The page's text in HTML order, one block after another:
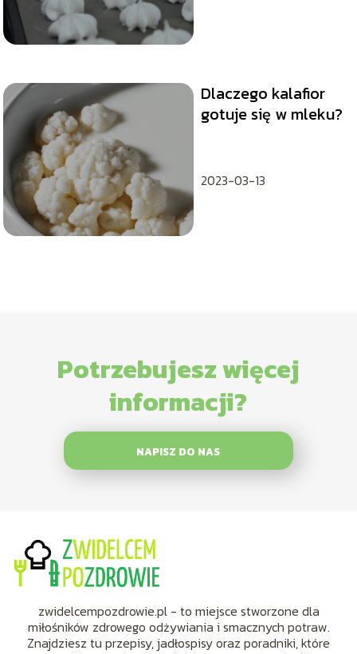
Dlaczego kalafior
gotuje się w mleku?
2023-03-13
Potrzebujesz więcej
informacji?
NAPISZ DO NAS
zwidelcempozdrowie.pl - to miejsce stworzone dla
miłośników zdrowego odżywiania i smacznych potraw.
Znajdziesz tu przepisy, jadłospisy oraz poradniki, które